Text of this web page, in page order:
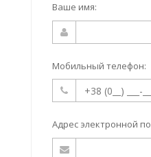
Ваше имя:
Мобильный телефон:
Адрес электронной